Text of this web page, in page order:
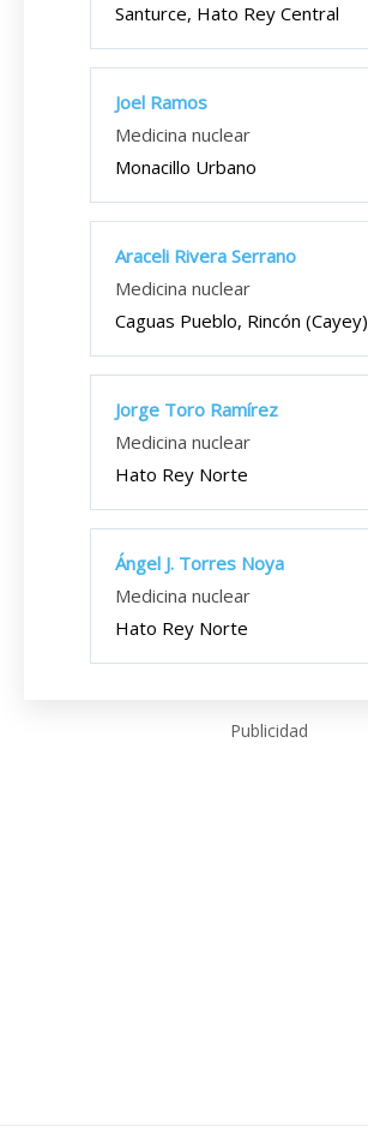
Santurce, Hato Rey Central
Joel Ramos
Medicina nuclear
Monacillo Urbano
Araceli Rivera Serrano
Medicina nuclear
Caguas Pueblo, Rincón (Cayey)
Jorge Toro Ramírez
Medicina nuclear
Hato Rey Norte
Ángel J. Torres Noya
Medicina nuclear
Hato Rey Norte
Publicidad